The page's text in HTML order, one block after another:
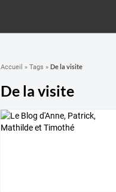
Accueil » Tags » De la visite
De la visite